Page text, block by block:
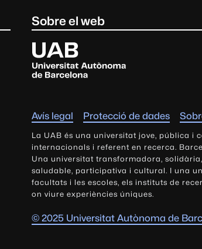
Sobre el web
U
n
i
s
i
t
a
t
A
u
t
ò
Avís legal Protecció de dades
La UAB és una universitat jove, pública i
internacionals i referent en recerca.
Una universitat transformadora,
saludable, participativa i cultural. I una
facultats i les escoles, els instituts de
on viure experiències úniques.
© 2025 Universitat Autònoma de